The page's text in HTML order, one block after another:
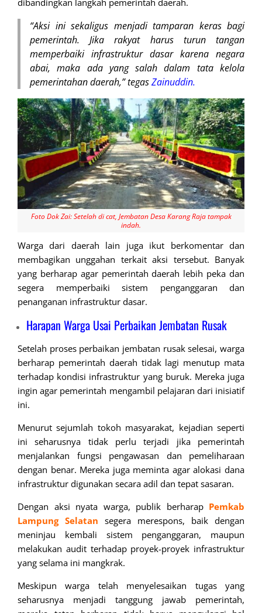
“Aksi ini sekaligus menjadi tamparan keras bagi
pemerintah. Jika rakyat harus turun tangan
memperbaiki infrastruktur dasar karena negara
abai, maka ada yang salah dalam tata kelola
pemerintahan daerah,” tegasZainuddin.
Foto Dok Zai: Setelah di cat, Jembatan Desa Karang Raja tampak
indah.
Warga dari daerah lain juga ikut berkomentar dan
membagikan unggahan terkait aksi tersebut. Banyak
yang berharap agar pemerintah daerah lebih peka dan
segera memperbaiki sistem penganggaran dan
penanganan infrastruktur dasar.
Harapan Warga Usai Perbaikan Jembatan Rusak
Setelah proses perbaikan jembatan rusak selesai, warga
berharap pemerintah daerah tidak lagi menutup mata
terhadap kondisi infrastruktur yang buruk. Mereka juga
ingin agar pemerintah mengambil pelajaran dari inisiatif
ini.
Menurut sejumlah tokoh masyarakat, kejadian seperti
ini seharusnya tidak perlu terjadi jika pemerintah
menjalankan fungsi pengawasan dan pemeliharaan
dengan benar. Mereka juga meminta agar alokasi dana
infrastruktur digunakan secara adil dan tepat sasaran.
Dengan aksi nyata warga, publik berharap Pemkab
Lampung Selatan segera merespons, baik dengan
meninjau kembali sistem penganggaran, maupun
melakukan audit terhadap proyek-proyek infrastruktur
yang selama ini mangkrak.
Meskipun warga telah menyelesaikan tugas yang
seharusnya menjadi tanggung jawab pemerintah,